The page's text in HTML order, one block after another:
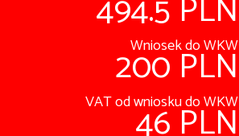
494.5 PLN
Wniosek do WKW
200 PLN
VAT od wniosku do WKW
46 PLN